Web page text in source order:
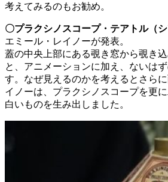
考えてみるのもお勧め。
〇プラクシノスコープ・テアトル（
エミール・レイノーが発表。
蓋の中央上部にある覗き窓から覗き
と、アニメーションに加え、ないは
す。なぜ見えるのかを考えるとさら
イノーは、プラクシノスコープを更
白いものを生み出しました。